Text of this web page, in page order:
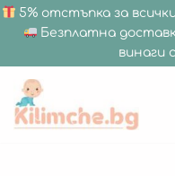
5% отстъпка за
Безплатна
винаги
Продължете